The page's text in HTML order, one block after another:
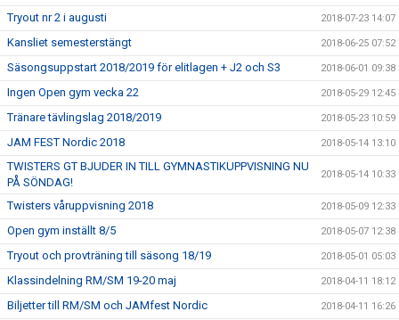
Tryout nr 2 i augusti 2018-07-23 14:07
Kansliet semesterstängt 2018-06-25 07:52
Säsongsuppstart 2018/2019 för elitlagen + J2 och S3 2018-06-01 09:38
Ingen Open gym vecka 22 2018-05-29 12:45
Tränare tävlingslag 2018/2019 2018-05-23 10:59
JAM FEST Nordic 2018 2018-05-14 13:10
TWISTERS GT BJUDER IN TILL GYMNASTIKUPPVISNING NU
PÅ SÖNDAG!
2018-05-14 10:33
Twisters våruppvisning 2018 2018-05-09 12:33
Open gym inställt 8/5 2018-05-07 12:38
Tryout och provträning till säsong 18/19 2018-05-01 05:03
Klassindelning RM/SM 19-20 maj 2018-04-11 18:12
Biljetter till RM/SM och JAMfest Nordic 2018-04-11 16:26